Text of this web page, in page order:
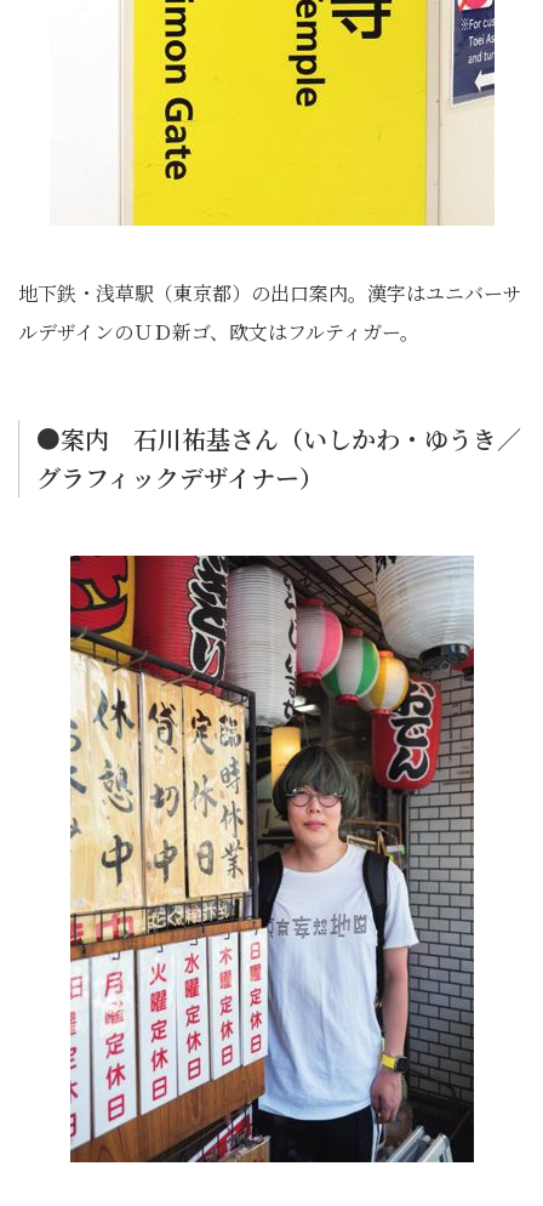
地下鉄・浅草駅（東京都）の出口案内。漢字はユニバーサ
ルデザインのＵＤ新ゴ、欧文はフルティガー。
●案内 石川祐基さん（いしかわ・ゆうき／
グラフィックデザイナー）